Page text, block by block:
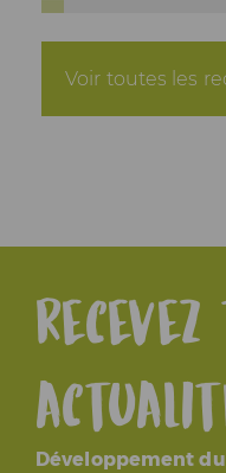
Voir toutes les
Développement